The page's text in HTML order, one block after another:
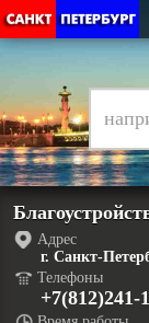
Адрес
г. Санкт-
Телефоны
+7(812)241-